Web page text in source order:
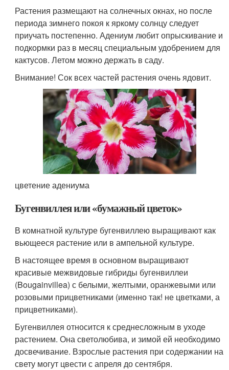
Растения размещают на солнечных окнах, но после
периода зимнего покоя к яркому солнцу следует
приучать постепенно. Адениум любит опрыскивание и
подкормки раз в месяц специальным удобрением для
кактусов. Летом можно держать в саду.
Внимание! Сок всех частей растения очень ядовит.
цветение адениума
Бугенвиллея или «бумажный цветок»
В комнатной культуре бугенвиллею выращивают как
вьющееся растение или в ампельной культуре.
В настоящее время в основном выращивают
красивые межвидовые гибриды бугенвиллеи
(Bougainvillea) с белыми, желтыми, оранжевыми или
розовыми прицветниками (именно так! не цветками, а
прицветниками).
Бугенвиллея относится к среднесложным в уходе
растением. Она светолюбива, и зимой ей необходимо
досвечивание. Взрослые растения при содержании на
свету могут цвести с апреля до сентября.